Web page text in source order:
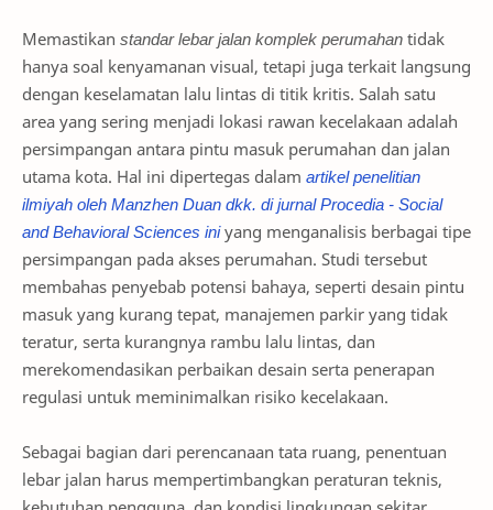
Memastikan standar lebar jalan komplek perumahan tidak
hanya soal kenyamanan visual, tetapi juga terkait langsung
dengan keselamatan lalu lintas di titik kritis. Salah satu
area yang sering menjadi lokasi rawan kecelakaan adalah
persimpangan antara pintu masuk perumahan dan jalan
utama kota. Hal ini dipertegas dalam artikel penelitian
ilmiyah oleh Manzhen Duan dkk. di jurnal Procedia - Social
and Behavioral Sciences iniyang menganalisis berbagai tipe
persimpangan pada akses perumahan. Studi tersebut
membahas penyebab potensi bahaya, seperti desain pintu
masuk yang kurang tepat, manajemen parkir yang tidak
teratur, serta kurangnya rambu lalu lintas, dan
merekomendasikan perbaikan desain serta penerapan
regulasi untuk meminimalkan risiko kecelakaan.
Sebagai bagian dari perencanaan tata ruang, penentuan
lebar jalan harus mempertimbangkan peraturan teknis,